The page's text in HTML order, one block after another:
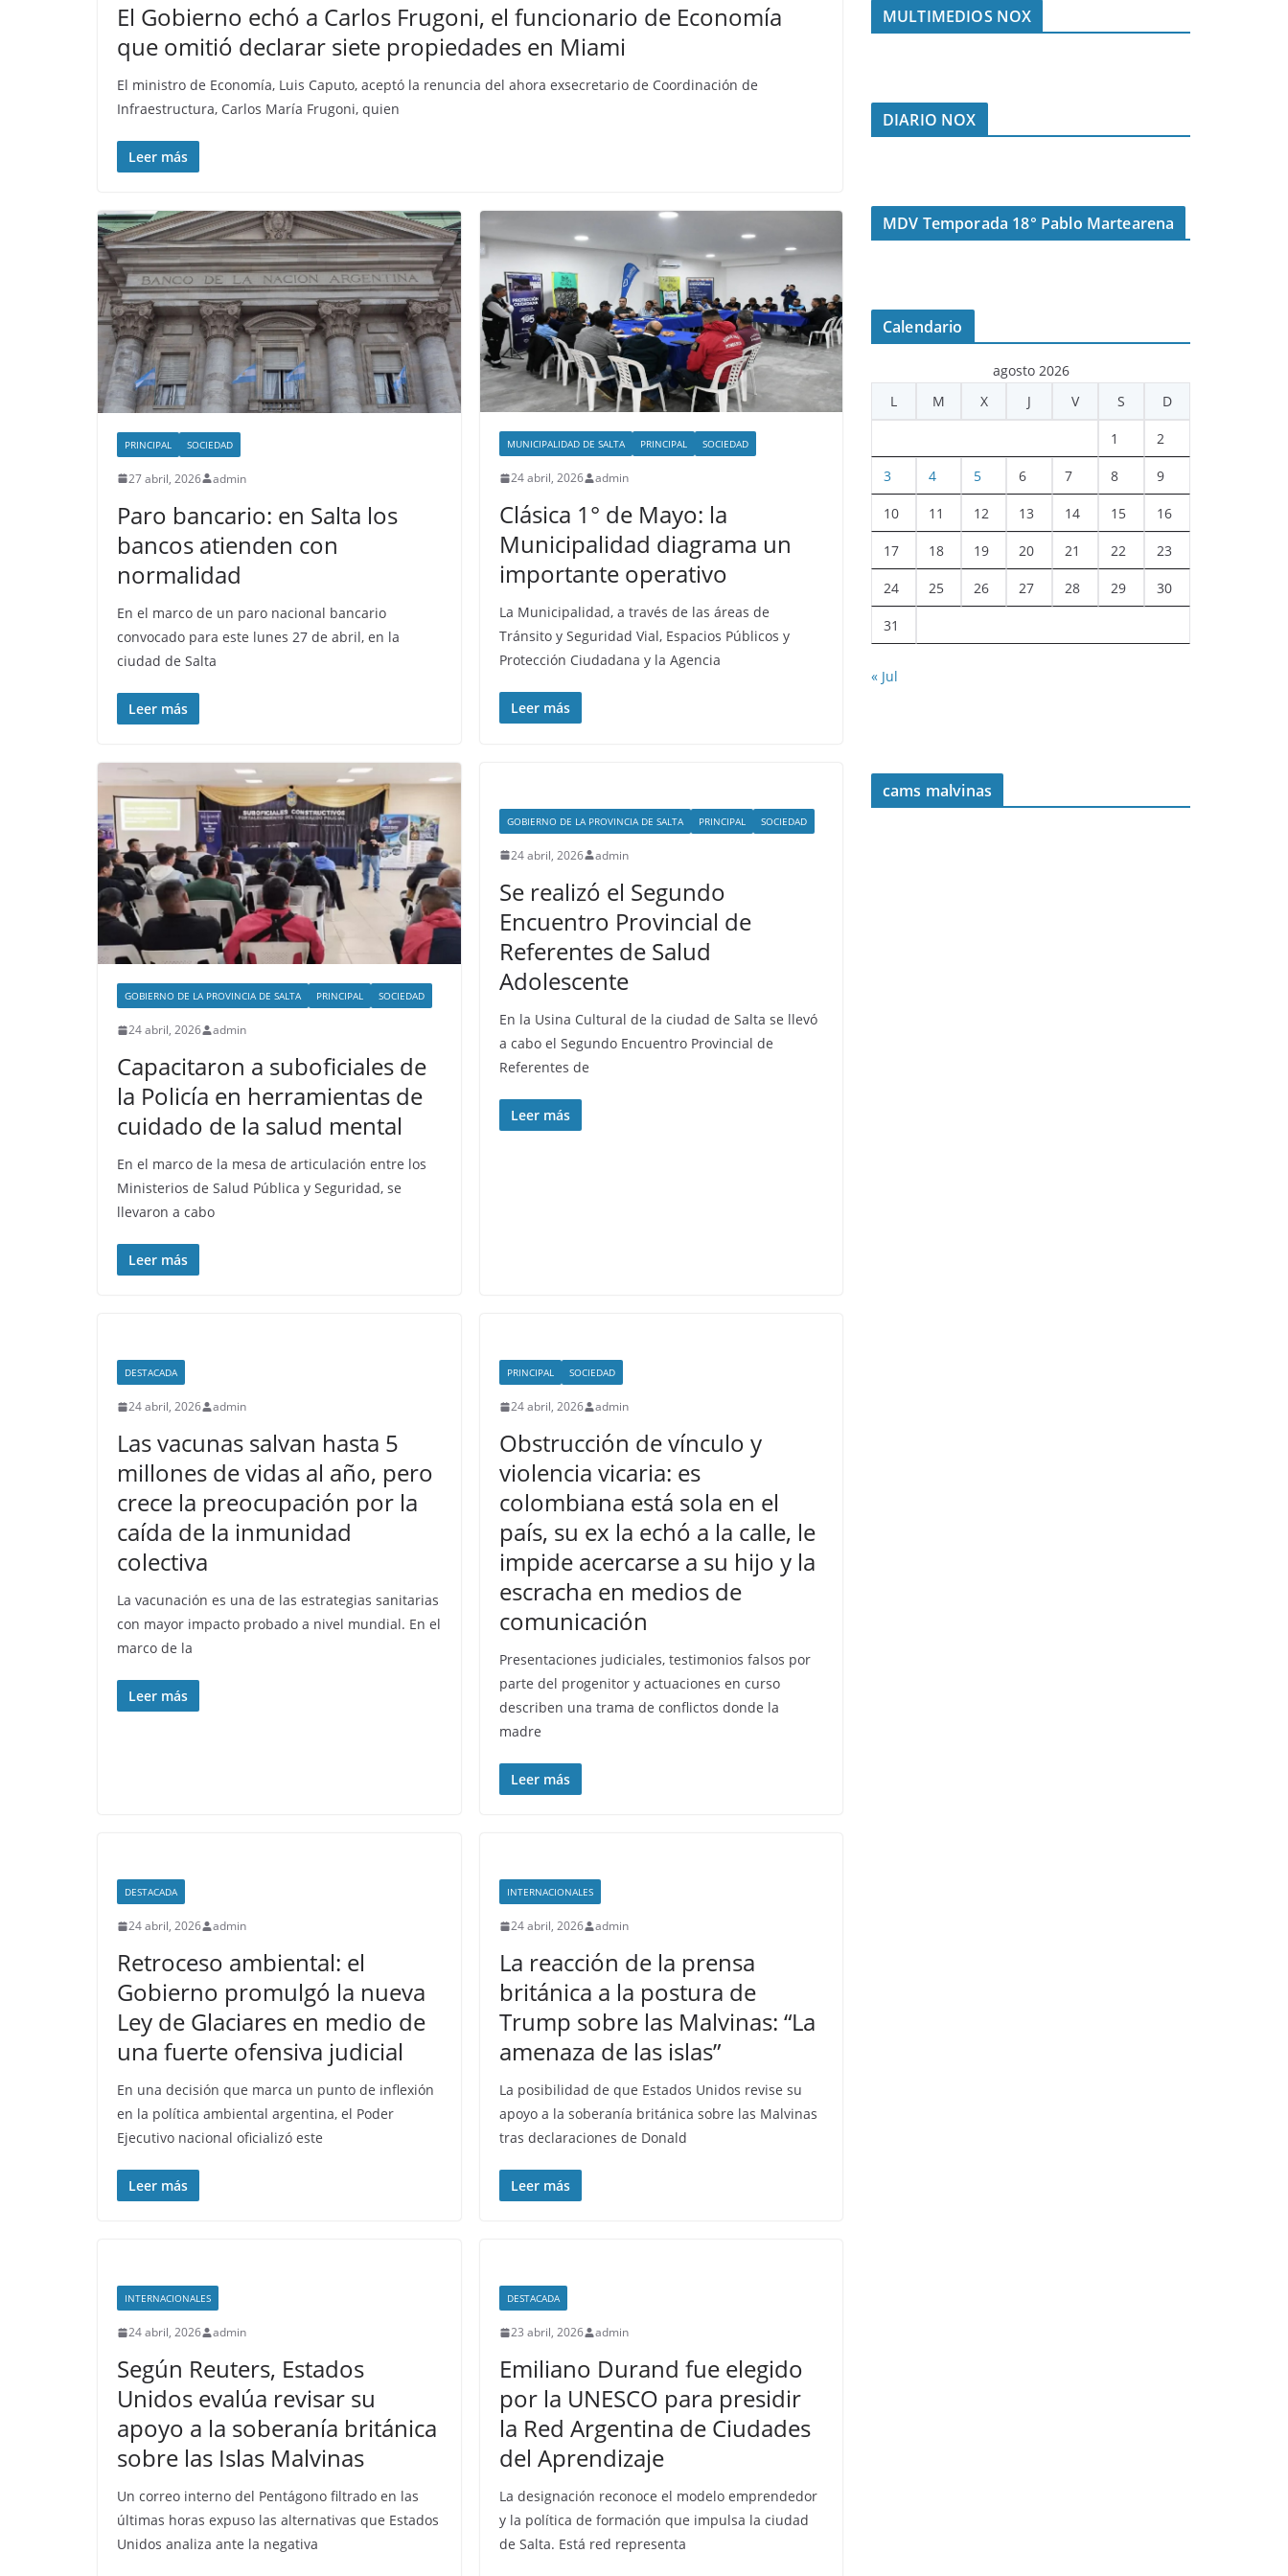
El Gobierno echó a Carlos Frugoni, el funcionario de Economía
que omitió declarar siete propiedades en Miami
El ministro de Economía, Luis Caputo, aceptó la renuncia del ahora exsecretario de Coordinación de
Infraestructura, Carlos María Frugoni, quien
Leer más
PRINCIPAL SOCIEDAD
27 abril, 2026 admin
Paro bancario: en Salta los
bancos atienden con
normalidad
En el marco de un paro nacional bancario
convocado para este lunes 27 de abril, en la
ciudad de Salta
Leer más
MUNICIPALIDAD DE SALTA PRINCIPAL SOCIEDAD
24 abril, 2026 admin
Clásica 1° de Mayo: la
Municipalidad diagrama un
importante operativo
La Municipalidad, a través de las áreas de
Tránsito y Seguridad Vial, Espacios Públicos y
Protección Ciudadana y la Agencia
Leer más
GOBIERNO DE LA PROVINCIA DE SALTA PRINCIPAL SOCIEDAD
24 abril, 2026 admin
Capacitaron a suboficiales de
la Policía en herramientas de
cuidado de la salud mental
En el marco de la mesa de articulación entre los
Ministerios de Salud Pública y Seguridad, se
llevaron a cabo
Leer más
GOBIERNO DE LA PROVINCIA DE SALTA PRINCIPAL SOCIEDAD
24 abril, 2026 admin
Se realizó el Segundo
Encuentro Provincial de
Referentes de Salud
Adolescente
En la Usina Cultural de la ciudad de Salta se llevó
a cabo el Segundo Encuentro Provincial de
Referentes de
Leer más
DESTACADA
24 abril, 2026 admin
Las vacunas salvan hasta 5
millones de vidas al año, pero
crece la preocupación por la
caída de la inmunidad
colectiva
La vacunación es una de las estrategias sanitarias
con mayor impacto probado a nivel mundial. En el
marco de la
Leer más
PRINCIPAL SOCIEDAD
24 abril, 2026 admin
Obstrucción de vínculo y
violencia vicaria: es
colombiana está sola en el
país, su ex la echó a la calle, le
impide acercarse a su hijo y la
escracha en medios de
comunicación
Presentaciones judiciales, testimonios falsos por
parte del progenitor y actuaciones en curso
describen una trama de conflictos donde la
madre
Leer más
DESTACADA
24 abril, 2026 admin
Retroceso ambiental: el
Gobierno promulgó la nueva
Ley de Glaciares en medio de
una fuerte ofensiva judicial
En una decisión que marca un punto de inflexión
en la política ambiental argentina, el Poder
Ejecutivo nacional oficializó este
Leer más
INTERNACIONALES
24 abril, 2026 admin
La reacción de la prensa
británica a la postura de
Trump sobre las Malvinas: “La
amenaza de las islas”
La posibilidad de que Estados Unidos revise su
apoyo a la soberanía británica sobre las Malvinas
tras declaraciones de Donald
Leer más
INTERNACIONALES
24 abril, 2026 admin
Según Reuters, Estados
Unidos evalúa revisar su
apoyo a la soberanía británica
sobre las Islas Malvinas
Un correo interno del Pentágono filtrado en las
últimas horas expuso las alternativas que Estados
Unidos analiza ante la negativa
DESTACADA
23 abril, 2026 admin
Emiliano Durand fue elegido
por la UNESCO para presidir
la Red Argentina de Ciudades
del Aprendizaje
La designación reconoce el modelo emprendedor
y la política de formación que impulsa la ciudad
de Salta. Está red representa
MULTIMEDIOS NOX
DIARIO NOX
MDV Temporada 18° Pablo Martearena
Calendario
agosto 2026
L
M X J V S D
1 2
3 4 5 6 7 8 9
10 11 12 13 14 15 16
17 18 19 20 21 22 23
24 25 26 27 28 29 30
31
« Jul
cams malvinas